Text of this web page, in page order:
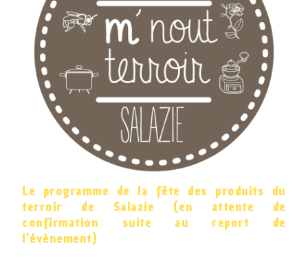
Le programme de la fête des produits du
terroir de Salazie (en attente de
confirmation suite au report de
l’évènement)